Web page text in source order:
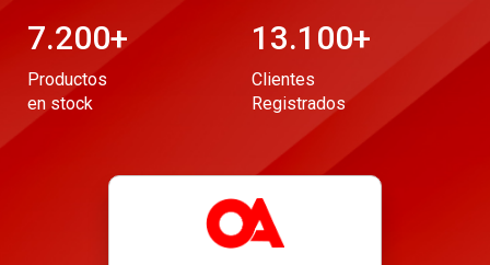
7.200+
Productos
en stock
13.100+
Clientes
Registrados